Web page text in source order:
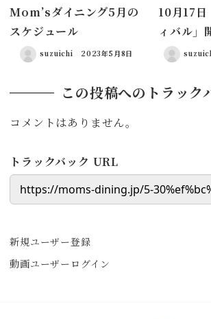
Mom’sダイニング5月の
スケジュール
suzuichi 2023年5月8日
10月17日
ィバル」
この投稿へのトラック
コメントはありません。
トラックバック URL
新規ユーザー登録
動画ユーザーログイン